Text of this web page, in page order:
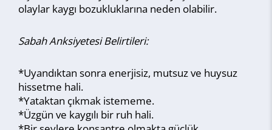
olaylar kaygı bozukluklarına neden olabilir.
Sabah Anksiyetesi Belirtileri:
*Uyandıktan sonra enerjisiz, mutsuz ve huysuz
hissetme hali.
*Yataktan çıkmak istememe.
*Üzgün ve kaygılı bir ruh hali.